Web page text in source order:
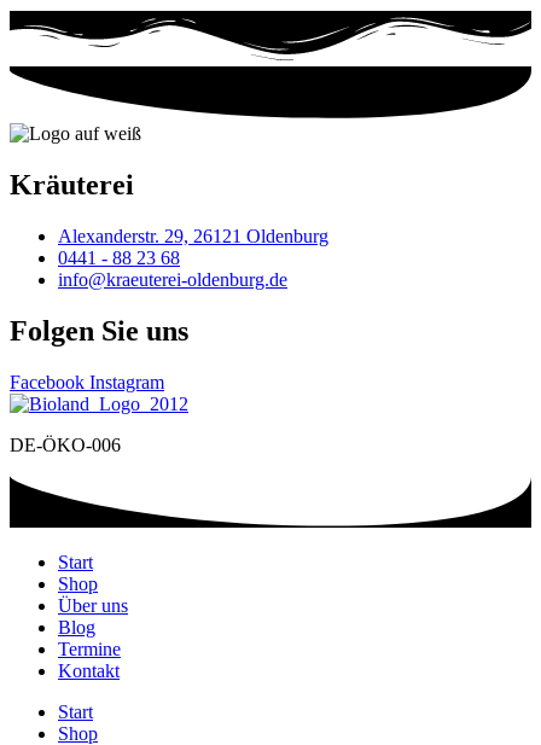
Kräuterei
Alexanderstr. 29, 26121 Oldenburg
0441 - 88 23 68
info@kraeuterei-oldenburg.de
Folgen Sie uns
Facebook Instagram
DE-ÖKO-006
Start
Shop
Über uns
Blog
Termine
Kontakt
Start
Shop